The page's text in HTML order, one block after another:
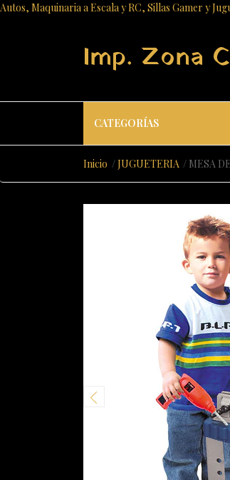
Autos, Maquinaria a Escala y RC, Sillas Gamer y
Imp. Zona
CATEGORÍAS
Inicio JUGUETERIA MESA